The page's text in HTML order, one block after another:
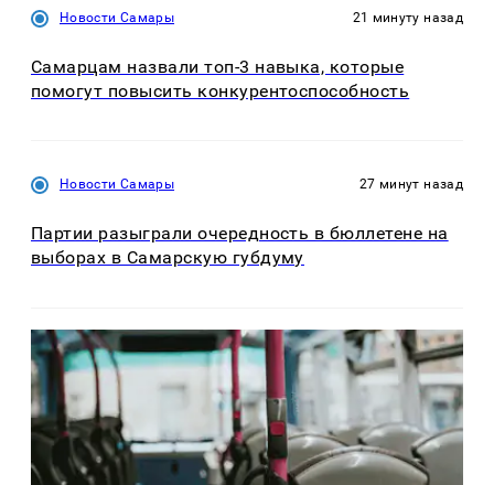
Новости Самары 21 минуту назад
Самарцам назвали топ-3 навыка, которые
помогут повысить конкурентоспособность
Новости Самары 27 минут назад
Партии разыграли очередность в бюллетене на
выборах в Самарскую губдуму